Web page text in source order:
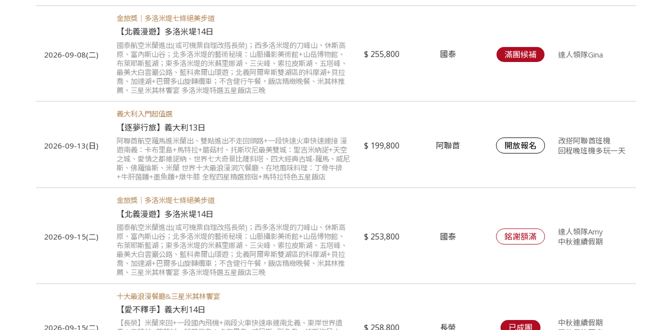
2026-09-08(二)
金旅獎｜多洛米堤七條絕美步道
【北義漫遊】多洛米堤14日
國泰航空米蘭進出(或可機票自理改搭長榮)；西多洛米堤的刀峰山、休斯高
原、富內斯山谷；北多洛米堤的藝術秘境：山脈攝影美術館+山岳博物館、
布萊耶斯藍湖；東多洛米堤的米蘇里娜湖、三尖峰、索拉皮斯湖、五塔峰、
最美大白雲巖公路、藍科弗爾山環遊；北義阿爾卑斯雙湖區的科摩湖+貝拉
喬、加達湖+巴爾多山旋轉纜車；不含健行午餐，飯店精緻晚餐、米其林推
薦、三星米其林饗宴 多洛米堤特選五星飯店三晚
255,800 國泰 滿團候補 達人領隊Gina
2026-09-13(日)
義大利入門超值選
【逐夢行旅】義大利13日
阿聯酋航空羅馬進米蘭出、雙點進出不走回頭路+一段快速火車快速連接 漫
遊南義：卡布里島+馬特拉+蘑菇村、托斯坎尼最美雙城：聖吉米納諾+天空
之城、愛情之都維諾納、世界七大奇景比薩斜塔、四大經典古城-羅馬、威尼
斯、佛羅倫斯、米蘭 世界十大最浪漫洞穴餐廳、在地風味料理：丁骨牛排
+牛肝菌麵+墨魚麵+燉牛膝 全程四星精選旅宿+馬特拉特色五星飯店
199,800 阿聯酋 開放報名
改搭阿聯酋班機
回程晚班機多玩一天
2026-09-15(二)
金旅獎｜多洛米堤七條絕美步道
【北義漫遊】多洛米堤14日
國泰航空米蘭進出(或可機票自理改搭長榮)；西多洛米堤的刀峰山、休斯高
原、富內斯山谷；北多洛米堤的藝術秘境：山脈攝影美術館+山岳博物館、
布萊耶斯藍湖；東多洛米堤的米蘇里娜湖、三尖峰、索拉皮斯湖、五塔峰、
最美大白雲巖公路、藍科弗爾山環遊；北義阿爾卑斯雙湖區的科摩湖+貝拉
喬、加達湖+巴爾多山旋轉纜車；不含健行午餐，飯店精緻晚餐、米其林推
薦、三星米其林饗宴 多洛米堤特選五星飯店三晚
253,800 國泰 銘謝額滿
達人領隊Amy
中秋連續假期
2026-09-15(二)
十大最浪漫餐廳&三星米其林饗宴
【愛不釋手】義大利14日
【長榮】米蘭來回+一段國內飛機+兩段火車快速串連南北義、東岸世界遺
258,800 長榮 已成團
中秋連續假期